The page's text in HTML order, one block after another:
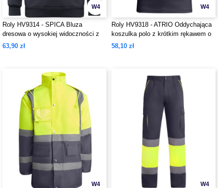
W4
Roly HV9314 - SPICA Bluza
dresowa o wysokiej widoczności z
zamkiem błyskawicznym
63,90 zł
W4
Roly HV9318 - ATRIO Oddychająca
koszulka polo z krótkim rękawem o
wysokiej widoczności
58,10 zł
W4 W4